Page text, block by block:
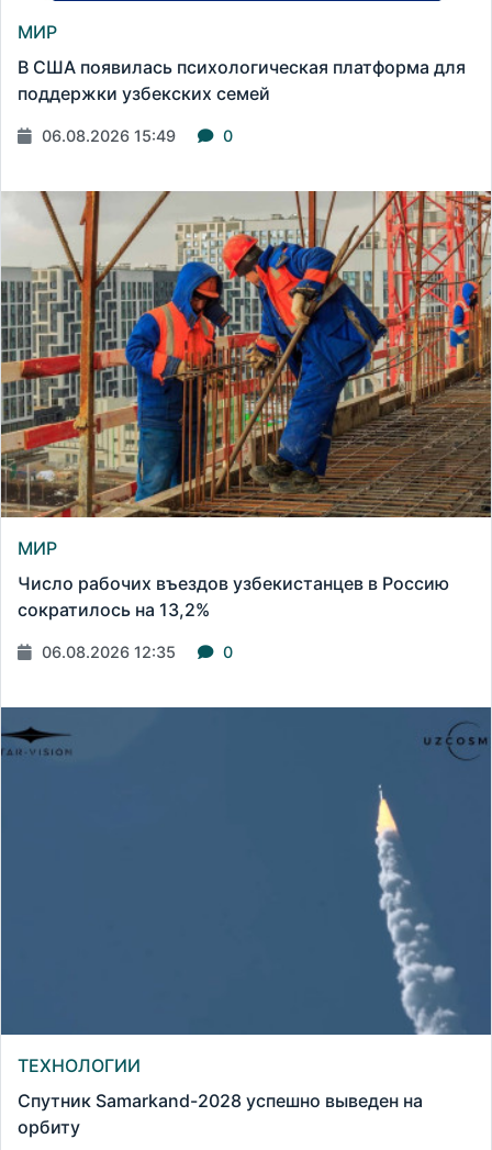
МИР
В США появилась психологическая платформа для
поддержки узбекских семей
06.08.2026 15:49 0
МИР
Число рабочих въездов узбекистанцев в Россию
сократилось на 13,2%
06.08.2026 12:35 0
ТЕХНОЛОГИИ
Спутник Samarkand-2028 успешно выведен на
орбиту